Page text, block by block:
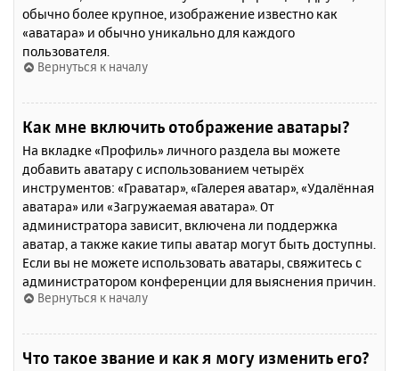
обычно более крупное, изображение известно как
«аватара» и обычно уникально для каждого
пользователя.
Вернуться к началу
Как мне включить отображение аватары?
На вкладке «Профиль» личного раздела вы можете
добавить аватару с использованием четырёх
инструментов: «Граватар», «Галерея аватар», «Удалённая
аватара» или «Загружаемая аватара». От
администратора зависит, включена ли поддержка
аватар, а также какие типы аватар могут быть доступны.
Если вы не можете использовать аватары, свяжитесь с
администратором конференции для выяснения причин.
Вернуться к началу
Что такое звание и как я могу изменить его?